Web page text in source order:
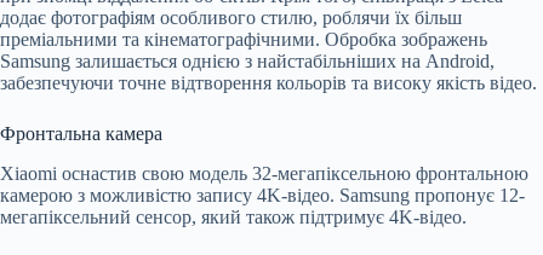
додає фотографіям особливого стилю, роблячи їх більш
преміальними та кінематографічними. Обробка зображень
Samsung залишається однією з найстабільніших на Android,
забезпечуючи точне відтворення кольорів та високу якість відео.
Фронтальна камера
Xiaomi оснастив свою модель 32-мегапіксельною фронтальною
камерою з можливістю запису 4K-відео. Samsung пропонує 12-
мегапіксельний сенсор, який також підтримує 4K-відео.